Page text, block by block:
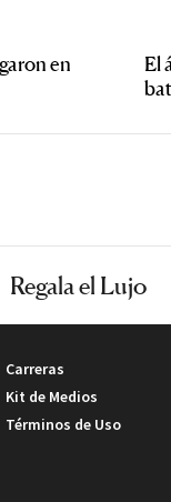
en
El
Regala el Lujo
Carreras
Kit de Medios
Términos de Uso